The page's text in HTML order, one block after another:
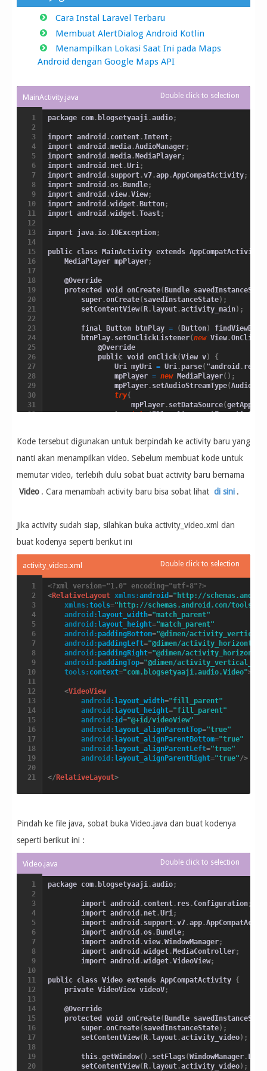
Cara Instal Laravel Terbaru
Membuat AlertDialog Android Kotlin
Menampilkan Lokasi Saat Ini pada Maps
Android dengan Google Maps API
package com. blogsetyaaji.audio;
import android . content. Intent;
import android .media.AudioManager;
import android .media. MediaPlayer;
import android . net.Uri;
import android . support.v7.app.AppCompatActivity;
import android .os. Bundle;
import android .view.View;
import android .widget. Button;
import android .widget.Toast;
import java.io. IOException;
public class MainActivity extends AppCompatActivity
    MediaPlayer mpPlayer
;
    @Override
    protected void onCreate
( Bundle
        super
.onCreate( savedInstanceState) ;
        setContentView
( R. layout.activity_main) ;
        final Button btnPlay
= ( Button) findViewById
        btnPlay
. setOnClickListener(new View.
            @Override
            public void onClick
(View v)
{
                Uri myUri
= Uri. parse( "android .
                mpPlayer
= new MediaPlayer( ) ;
                mpPlayer
. setAudioStreamType(
try{
                    mpPlayer
. setDataSource(
} catch (IllegalArgumentException e
                    Toast
.makeText(
}
catch ( IOException e
                    e
.printStackTrace();
}
try{
                    Toast
(
} catch ( IOException e) {
                    Toast
                Button btnstop
= (Button)
                btnstop
.setEnabled(true);
                btnPlay
.setEnabled(false
}
});
        final Button btnStop
= ( Button) findViewById
        btnStop
.setOnClickListener(new View .
            @Override
            public void onClick
(View v) {
if(mpPlayer!=null && mpPlayer.
                mpPlayer
.stop();
                btnplay
                btnStop
.setEnabled false);
}
});
        Button btnVideo
= (Button) findViewById
        btnVideo
.setOnClickListener(new View.
            @Override
                Intent i
}
Kode tersebut digunakan untuk berpindah ke activity baru yang
nanti akan menampilkan video. Sebelum membuat kode untuk
memutar video, terlebih dulu sobat buat activity baru bernama
Video . Cara menambah activity baru bisa sobat lihat di sini .
Jika activity sudah siap, silahkan buka activity_video.xml dan
buat kodenya seperti berikut ini
<?xml version="1.0" encoding="utf-8"?>
<RelativeLayout xmlns:android="http://
xmlns:tools="http://schemas.android.com/tools"
android: layout_width="match_parent"
android: layout_height="match_parent"
android: paddingBottom="@dimen/
android: paddingLeft="@dimen/
android: paddingRight="@dimen/
android: paddingTop="@dimen/
tools: context="com.blogsetyaaji.audio.Video">
<VideoView
android: layout_width="fill_parent"
android: layout_height="fill_parent"
android:id="@+id/videoView"
android: layout_alignParentTop="true"
android: layout_alignParentBottom="true"
android: layout_alignParentLeft="true"
android: layout_alignParentRight="true"/>
</RelativeLayout>
Pindah ke file java, sobat buka Video.java dan buat kodenya
seperti berikut ini :
package com. blogsetyaaji.audio;
        import android
. content. res. Configuration;
        import android
. net.Uri;
        import android
. support.v7.app.
        import android
.os. Bundle;
        import android
.view.WindowManager;
        import android
.widget. MediaController;
        import android
.widget.VideoView;
public class Video extends AppCompatActivity {
    private VideoView videoV
;
    @Override
    protected void onCreate
( Bundle
        super
.onCreate( savedInstanceState) ;
        setContentView
( R. layout.activity_video) ;
        this
.getWindow( ) . setFlags(WindowManager.
        setContentView
( R. layout.activity_video) ;